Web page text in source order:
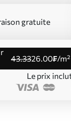
gratuite
43.3326.00₣/m²
Le prix